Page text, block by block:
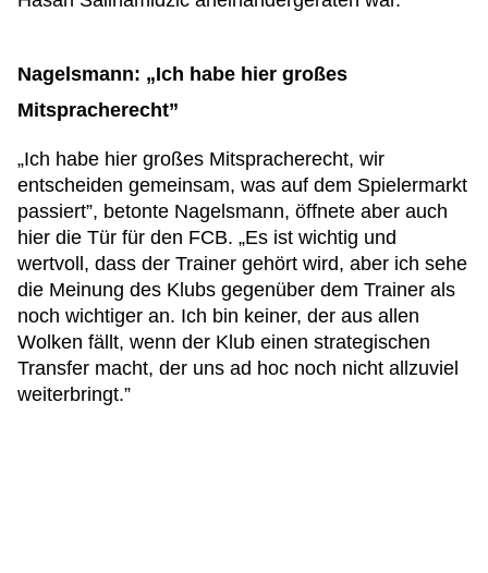
Nagelsmann: „Ich habe hier großes
Mitspracherecht”
„Ich habe hier großes Mitspracherecht, wir
entscheiden gemeinsam, was auf dem Spielermarkt
passiert”, betonte Nagelsmann, öffnete aber auch
hier die Tür für den FCB. „Es ist wichtig und
wertvoll, dass der Trainer gehört wird, aber ich sehe
die Meinung des Klubs gegenüber dem Trainer als
noch wichtiger an. Ich bin keiner, der aus allen
Wolken fällt, wenn der Klub einen strategischen
Transfer macht, der uns ad hoc noch nicht allzuviel
weiterbringt.”